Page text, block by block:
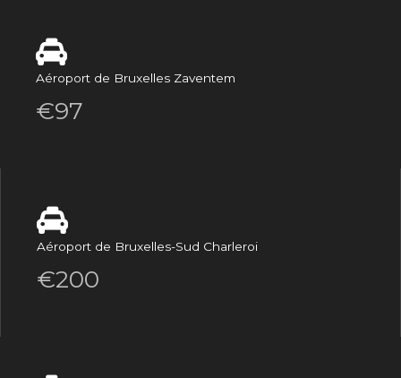
Aéroport de Bruxelles Zaventem
€97
Aéroport de Bruxelles-Sud Charleroi
€200